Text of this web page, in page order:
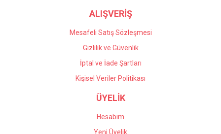
ALIŞVERİŞ
Mesafeli Satış Sözleşmesi
Gizlilik ve Güvenlik
İptal ve İade Şartları
Kişisel Veriler Politikası
ÜYELİK
Hesabım
Yeni Üyelik